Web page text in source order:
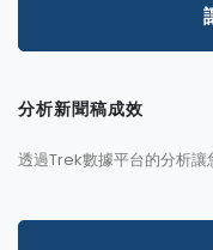
分析新聞稿成效
透過Trek數據平台的分析讓